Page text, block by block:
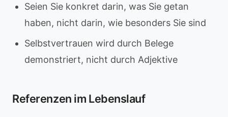
Seien Sie konkret darin, was Sie getan
haben, nicht darin, wie besonders Sie sind
Selbstvertrauen wird durch Belege
demonstriert, nicht durch Adjektive
Referenzen im Lebenslauf